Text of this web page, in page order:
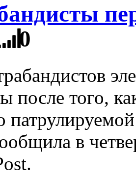
0
после того,
в